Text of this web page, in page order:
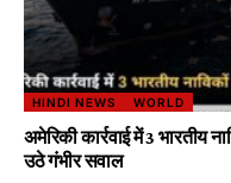
HINDI NEWS WORLD
अमेरिकी कार्रवाई में 3 भारतीय
उठे गंभीर सवाल